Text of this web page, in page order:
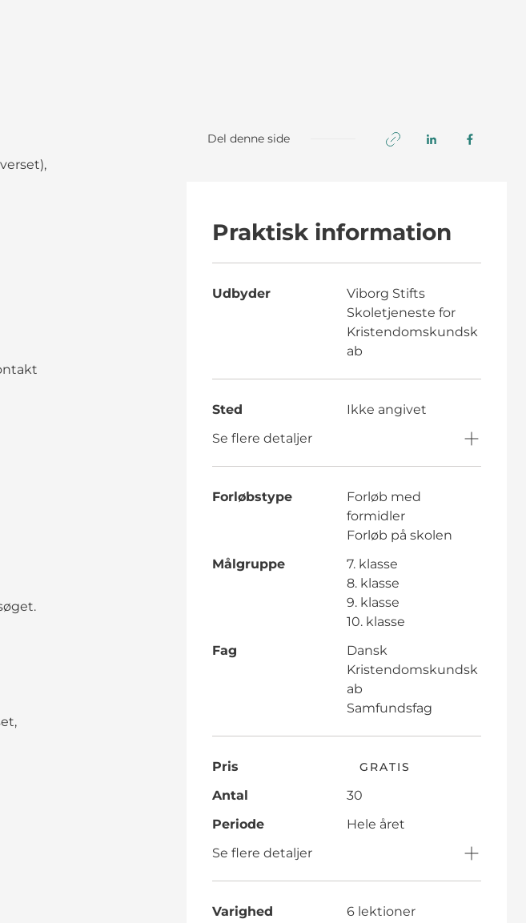
Del denne side
Praktisk information
Udbyder
Viborg Stifts
Skoletjeneste for
Kristendomskundsk
ab
Sted
Ikke angivet
Se flere detaljer
Forløbstype
Forløb med
formidler
Forløb på skolen
Målgruppe
7. klasse
8. klasse
9. klasse
10. klasse
Fag
Dansk
Kristendomskundsk
ab
Samfundsfag
Pris GRATIS
Antal
30
Periode
Hele året
Se flere detaljer
Varighed
6 lektioner